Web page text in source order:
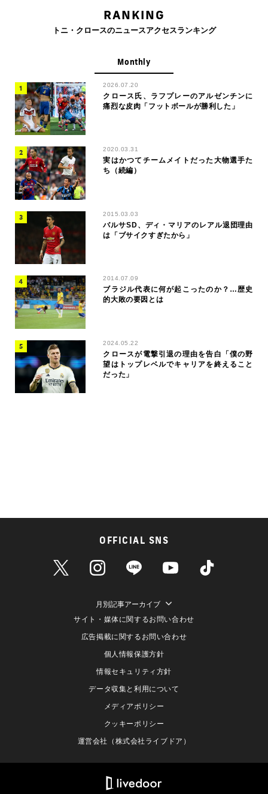
RANKING
トニ・クロースのニュースアクセスランキング
Monthly
2026.07.20
クロース氏、ラフプレーのアルゼンチンに
痛烈な皮肉「フットボールが勝利した」
2020.03.31
実はかつてチームメイトだった大物選手た
ち（続編）
2015.03.03
バルサSD、ディ・マリアのレアル退団理由
は「ブサイクすぎたから」
2014.07.09
ブラジル代表に何が起こったのか？…歴史
的大敗の要因とは
2024.05.22
クロースが電撃引退の理由を告白「僕の野
望はトップレベルでキャリアを終えること
だった」
OFFICIAL SNS
月別記事アーカイブ
サイト・媒体に関するお問い合わせ
広告掲載に関するお問い合わせ
個人情報保護方針
情報セキュリティ方針
データ収集と利用について
メディアポリシー
クッキーポリシー
運営会社（株式会社ライブドア）